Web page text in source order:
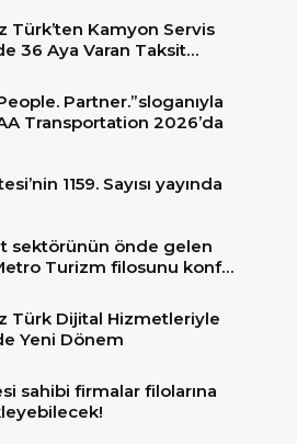
Türk’ten Kamyon Servis
36 Aya Varan Taksit
Partner.”sloganıyla
Transportation 2026’da
1159. Sayısı yayında
sektörünün önde gelen
Turizm filosunu konfor
güçlendirdi!
Türk Dijital Hizmetleriyle
Yeni Dönem
sahibi firmalar filolarına